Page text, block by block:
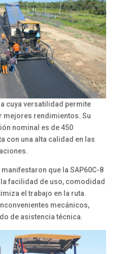
cuya versatilidad permite
rendimientos. Su
nominal es de 450
con una alta calidad en las
que la SAP60C-8
facilidad de uso, comodidad
el trabajo en la ruta.
mecánicos,
de asistencia técnica.